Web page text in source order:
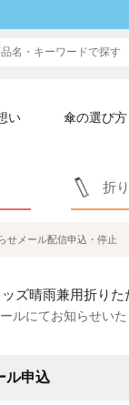
い 傘の選び方
折
せメール配信申込・停止
ズ晴雨兼用折りた
ルにてお知らせいた
ル申込